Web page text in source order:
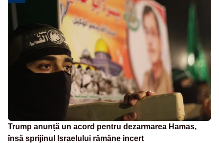
Trump anunță un acord pentru dezarmarea Hamas,
însă sprijinul Israelului rămâne incert